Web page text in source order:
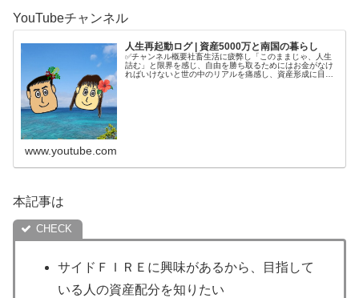
YouTubeチャンネル
人生再起動ログ | 資産5000万と南国の暮らし
✅チャンネル概要社畜生活に疲弊し「このままじゃ、人生
詰む」と限界を感じ、自由を勝ち取るためにはお金がなけ
ればいけないと世の中のリアルを痛感し、資産形成に目覚
www.youtube.com
本記事は
サイドＦＩＲＥに興味があるから、目指して
いる人の資産配分を知りたい